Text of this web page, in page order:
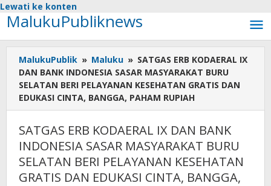
Lewati ke konten
MalukuPubliknews
MalukuPublik » Maluku » SATGAS ERB KODAERAL IX
DAN BANK INDONESIA SASAR MASYARAKAT BURU
SELATAN BERI PELAYANAN KESEHATAN GRATIS DAN
EDUKASI CINTA, BANGGA, PAHAM RUPIAH
SATGAS ERB KODAERAL IX DAN BANK
INDONESIA SASAR MASYARAKAT BURU
SELATAN BERI PELAYANAN KESEHATAN
GRATIS DAN EDUKASI CINTA, BANGGA,